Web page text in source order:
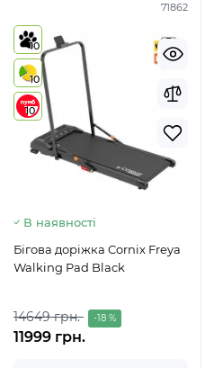
71862
10
10
10
В наявності
Бігова доріжка Cornix Freya
Walking Pad Black
14649 грн. -18 %
11999 грн.